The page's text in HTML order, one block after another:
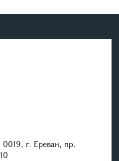
0019, г. Ереван, пр.